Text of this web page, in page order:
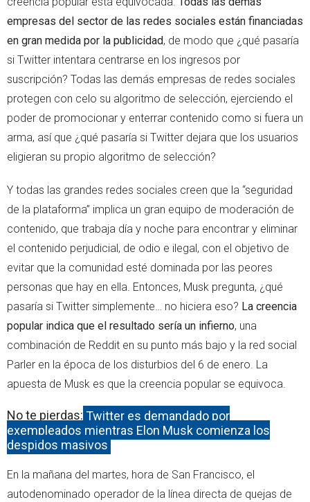
empresas del sector de las redes sociales están financiadas
en gran medida por la publicidad, de modo que ¿qué pasaría
si Twitter intentara centrarse en los ingresos por
suscripción? Todas las demás empresas de redes sociales
protegen con celo su algoritmo de selección, ejerciendo el
poder de promocionar y enterrar contenido como si fuera un
arma, así que ¿qué pasaría si Twitter dejara que los usuarios
eligieran su propio algoritmo de selección?
Y todas las grandes redes sociales creen que la “seguridad
de la plataforma” implica un gran equipo de moderación de
contenido, que trabaja día y noche para encontrar y eliminar
el contenido perjudicial, de odio e ilegal, con el objetivo de
evitar que la comunidad esté dominada por las peores
personas que hay en ella. Entonces, Musk pregunta, ¿qué
pasaría si Twitter simplemente… no hiciera eso? La creencia
popular indica que el resultado sería un infierno, una
combinación de Reddit en su punto más bajo y la red social
Parler en la época de los disturbios del 6 de enero. La
apuesta de Musk es que la creencia popular se equivoca.
No te pierdas: Twitter es demandado por
exempleados mientras Elon Musk comienza los
despidos masivos
En la mañana del martes, hora de San Francisco, el
autodenominado operador de la línea directa de quejas de